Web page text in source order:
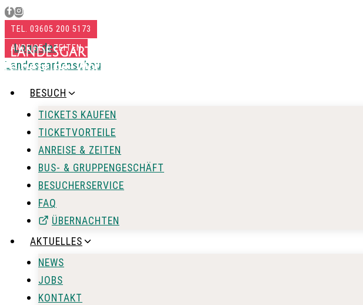
Zum
Inhalt
springen
TEL. 03605 200 5173
ANREISE & ZEITEN
BESUCH
TICKETS KAUFEN
TICKETVORTEILE
ANREISE & ZEITEN
BUS- & GRUPPENGESCHÄFT
BESUCHERSERVICE
FAQ
ÜBERNACHTEN
AKTUELLES
NEWS
JOBS
KONTAKT